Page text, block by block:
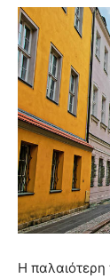
Η παλαιότερη